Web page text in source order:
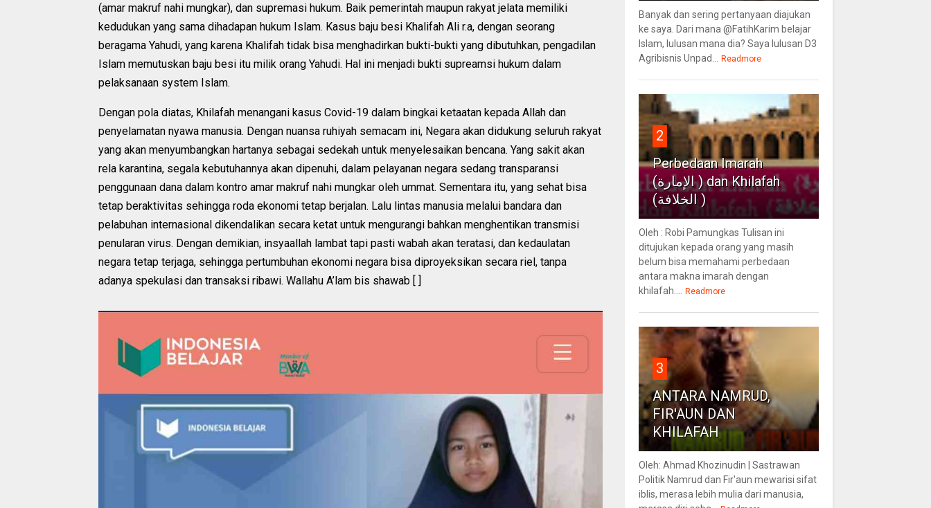
(amar makruf nahi mungkar), dan supremasi hukum. Baik pemerintah maupun rakyat jelata memiliki
kedudukan yang sama dihadapan hukum Islam. Kasus baju besi Khalifah Ali r.a, dengan seorang
beragama Yahudi, yang karena Khalifah tidak bisa menghadirkan bukti-bukti yang dibutuhkan, pengadilan
Islam memutuskan baju besi itu milik orang Yahudi. Hal ini menjadi bukti supreamsi hukum dalam
pelaksanaan system Islam.
Dengan pola diatas, Khilafah menangani kasus Covid-19 dalam bingkai ketaatan kepada Allah dan
penyelamatan nyawa manusia. Dengan nuansa ruhiyah semacam ini, Negara akan didukung seluruh rakyat
yang akan menyumbangkan hartanya sebagai sedekah untuk menyelesaikan bencana. Yang sakit akan
rela karantina, segala kebutuhannya akan dipenuhi, dalam pelayanan negara sedang transparansi
penggunaan dana dalam kontro amar makruf nahi mungkar oleh ummat. Sementara itu, yang sehat bisa
tetap beraktivitas sehingga roda ekonomi tetap berjalan. Lalu lintas manusia melalui bandara dan
pelabuhan internasional dikendalikan secara ketat untuk mengurangi bahkan menghentikan transmisi
penularan virus. Dengan demikian, insyaallah lambat tapi pasti wabah akan teratasi, dan kedaulatan
negara tetap terjaga, sehingga pertumbuhan ekonomi negara bisa diproyeksikan secara riel, tanpa
adanya spekulasi dan transaksi ribawi. Wallahu A’lam bis shawab [ ]
Banyak dan sering pertanyaan diajukan
ke saya. Dari mana @FatihKarim belajar
Islam, lulusan mana dia? Saya lulusan D3
Agribisnis Unpad...
Readmore
2
Perbedaan Imarah
(الإمارة ) dan Khilafah
(الخلافة )
Oleh : Robi Pamungkas Tulisan ini
ditujukan kepada orang yang masih
belum bisa memahami perbedaan
antara makna imarah dengan
khilafah....
Readmore
3
ANTARA NAMRUD,
FIR'AUN DAN
KHILAFAH
Oleh: Ahmad Khozinudin | Sastrawan
Politik Namrud dan Fir'aun mewarisi sifat
iblis, merasa lebih mulia dari manusia,